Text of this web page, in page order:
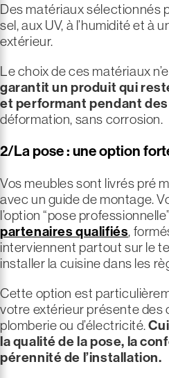
Des matériaux sélectionnés
sel, aux UV, à l’humidité et à
extérieur.
Le choix de ces matériaux
garantit un produit qui
et performant pendant
déformation, sans corrosion.
2/La pose : une option
Vos meubles sont livrés pré
avec un guide de montage.
l’option “pose
partenaires qualifiés,
interviennent partout sur le
installer la cuisine dans les
Cette option est
votre extérieur présente des
plomberie ou d’électricité.
la qualité de la pose, la
pérennité de l’installation.